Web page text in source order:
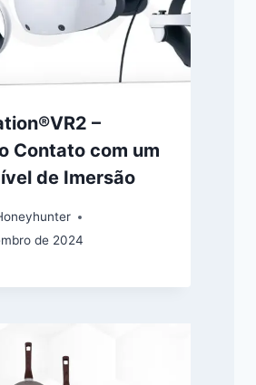
–
Contato com um
de Imersão
de 2024